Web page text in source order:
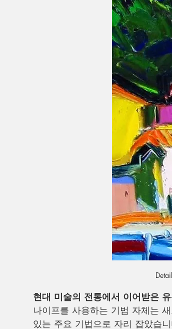
현대 미술의 전통에서 이어받은
나이프를 사용하는 기법 자체는
있는 주요 기법으로 자리 잡았습